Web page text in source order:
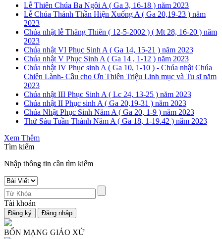
Lễ Thiên Chúa Ba Ngôi A ( Ga 3, 16-18 ) năm 2023
Lễ Chúa Thánh Thần Hiện Xuống A ( Ga 20,19-23 ) năm
2023
Chúa nhật lễ Thăng Thiên ( 12-5-2002 ) ( Mt 28, 16-20 ) năm
2023
Chúa nhật VI Phục Sinh A ( Ga 14, 15-21 ) năm 2023
Chúa nhật V Phục Sinh A ( Ga 14 , 1-12 ) năm 2023
Chúa nhật IV Phục sinh A ( Ga 10, 1-10 ) - Chúa nhật Chúa
Chiên Lành- Cầu cho Ơn Thiên Triệu Linh mục và Tu sĩ năm
2023
Chúa nhật III Phục Sinh A ( Lc 24, 13-25 ) năm 2023
Chúa nhật II Phục sinh A ( Ga 20,19-31 ) năm 2023
Chúa Nhật Phục Sinh Năm A ( Ga 20, 1-9 ) năm 2023
Thứ Sáu Tuần Thánh Năm A ( Ga 18, 1-19.42 ) năm 2023
Xem Thêm
Tìm kiếm
Nhập thông tin cần tìm kiếm
Tài khoản
BỔN MẠNG GIÁO XỨ